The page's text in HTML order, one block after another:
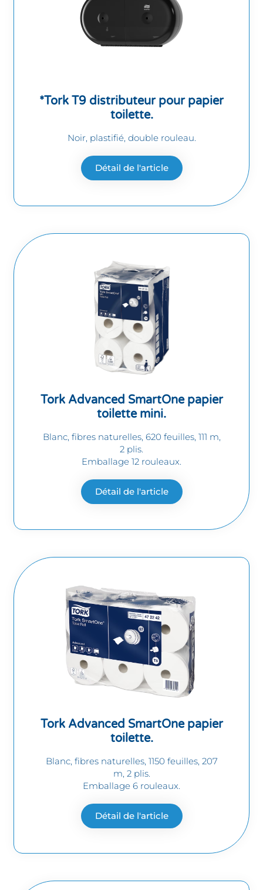
*Tork T9 distributeur pour papier
toilette.
Noir, plastifié, double rouleau.
Détail de l'article
Tork Advanced SmartOne papier
toilette mini.
Blanc, fibres naturelles, 620 feuilles, 111 m,
2 plis.
Emballage 12 rouleaux.
Détail de l'article
Tork Advanced SmartOne papier
toilette.
Blanc, fibres naturelles, 1150 feuilles, 207
m, 2 plis.
Emballage 6 rouleaux.
Détail de l'article